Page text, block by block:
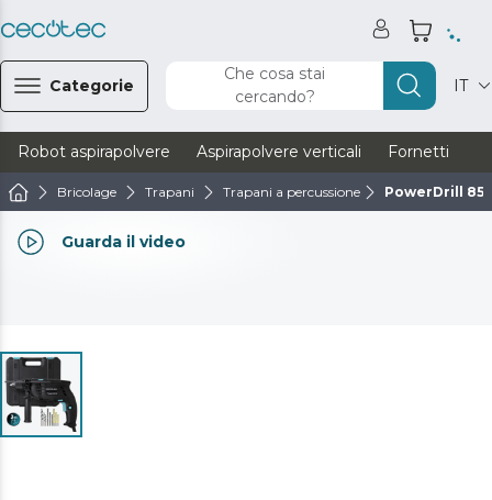
Categorie
Che cosa stai
cercando?
IT
Robot aspirapolvere Aspirapolvere verticali Fornetti
Bricolage Trapani Trapani a percussione PowerDrill
Guarda il video